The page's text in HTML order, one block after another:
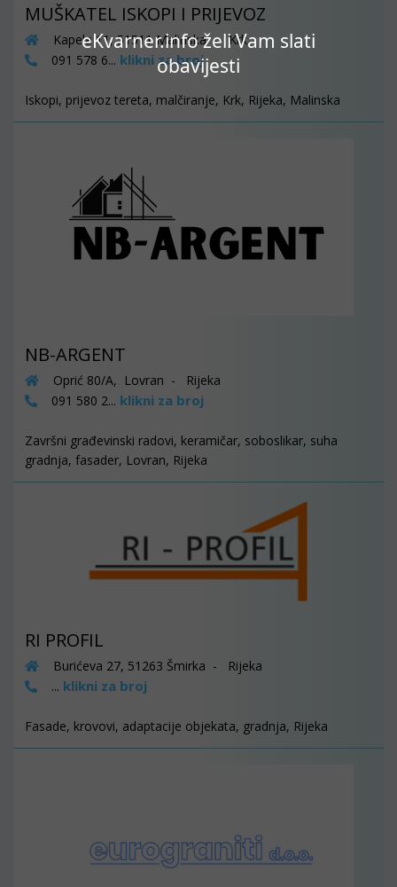
eKvarner.info želi Vam slati
obavijesti
MUŠKATEL ISKOPI I PRIJEVOZ
Kapela 11, 51511 Malinska - Krk
091 578 6... klikni za broj
Iskopi, prijevoz tereta, malčiranje, Krk, Rijeka, Malinska
NB-ARGENT
Oprić 80/A, Lovran - Rijeka
091 580 2... klikni za broj
Završni građevinski radovi, keramičar, soboslikar, suha
gradnja, fasader, Lovran, Rijeka
RI PROFIL
Burićeva 27, 51263 Šmirka - Rijeka
... klikni za broj
Fasade, krovovi, adaptacije objekata, gradnja, Rijeka